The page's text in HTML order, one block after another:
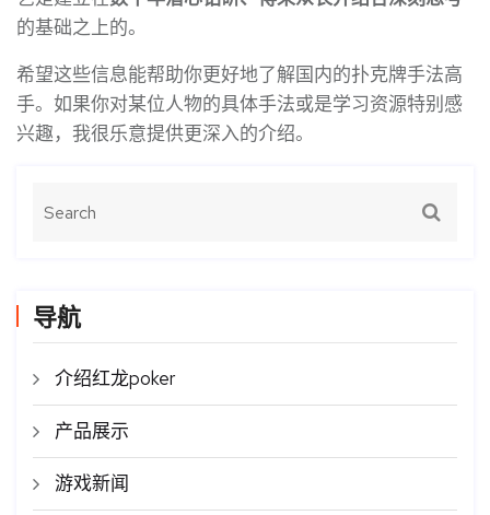
的基础之上的。
希望这些信息能帮助你更好地了解国内的扑克牌手法高
手。如果你对某位人物的具体手法或是学习资源特别感
兴趣，我很乐意提供更深入的介绍。
导航
介绍红龙poker
产品展示
游戏新闻